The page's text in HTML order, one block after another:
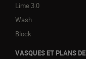
Lime 3.0
Wash
Block
VASQUES ET PLANS DE